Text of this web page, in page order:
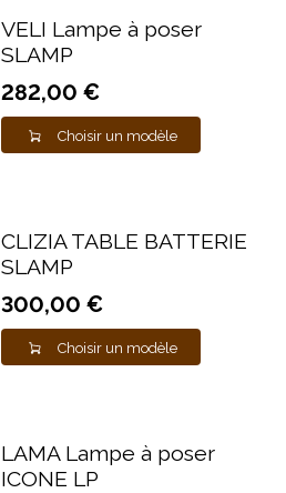
VELI Lampe à poser
SLAMP
282,00 €
Choisir un modèle
CLIZIA TABLE BATTERIE
SLAMP
300,00 €
Choisir un modèle
LAMA Lampe à poser
ICONE LP